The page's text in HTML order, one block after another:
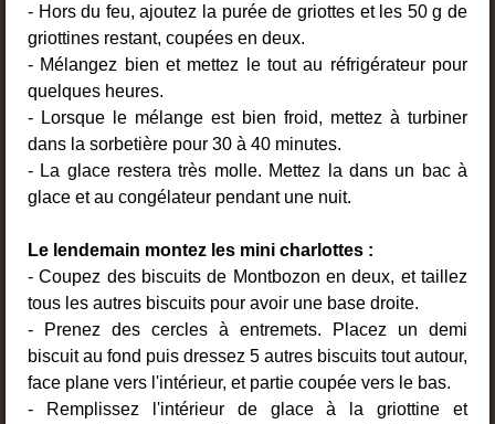
- Hors du feu, ajoutez la purée de griottes et les 50 g de
griottines restant, coupées en deux.
- Mélangez bien et mettez le tout au réfrigérateur pour
quelques heures.
- Lorsque le mélange est bien froid, mettez à turbiner
dans la sorbetière pour 30 à 40 minutes.
- La glace restera très molle. Mettez la dans un bac à
glace et au congélateur pendant une nuit.
Le lendemain montez les mini charlottes :
- Coupez des biscuits de Montbozon en deux, et taillez
tous les autres biscuits pour avoir une base droite.
- Prenez des cercles à entremets. Placez un demi
biscuit au fond puis dressez 5 autres biscuits tout autour,
face plane vers l'intérieur, et partie coupée vers le bas.
- Remplissez l'intérieur de glace à la griottine et